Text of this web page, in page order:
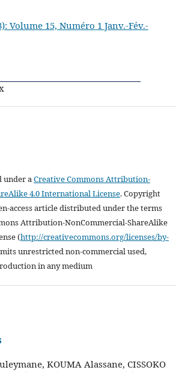
Volume 15, Numéro 1 Janv.-Fév.-
under aCreative Commons Attribution-
4.0 International License.Copyright
access article distributed under the terms
Attribution-NonCommercial-ShareAlike
(http://creativecommons.org/licenses/by-
unrestricted non-commercial used,
in any medium
KOUMA Alassane, CISSOKO